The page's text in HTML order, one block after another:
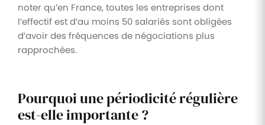
noter qu’en France, toutes les entreprises dont
l’effectif est d’au moins 50 salariés sont obligées
d’avoir des fréquences de négociations plus
rapprochées.
Pourquoi une périodicité régulière
est-elle importante ?